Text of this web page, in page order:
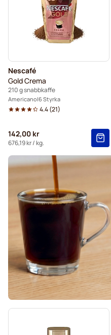
Nescafé
Gold Crema
210 g snabbkaffe
Americano 6 Styrka
4.4(21)
142,00 kr
676,19 kr/ kg.